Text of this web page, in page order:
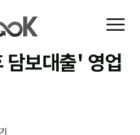
보대출' 영업